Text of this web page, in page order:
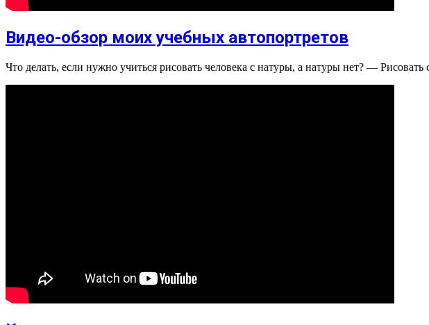
Видео-обзор моих учебных автопортретов
Что делать, если нужно учиться рисовать человека с натуры, а натуры нет? —